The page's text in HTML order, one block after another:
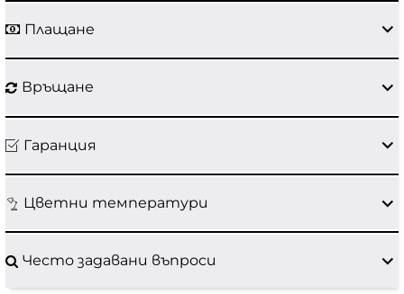
Плащане
Връщане
Гаранция
Цветни температури
Често задавани въпроси